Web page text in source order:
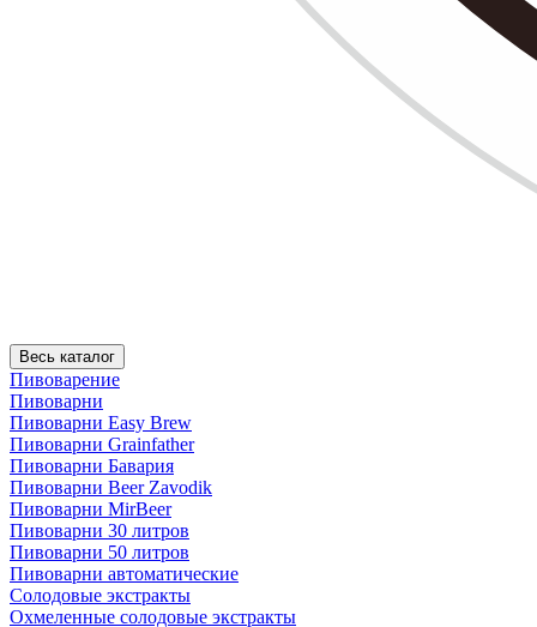
Весь каталог
Пивоварение
Пивоварни
Пивоварни Easy Brew
Пивоварни Grainfather
Пивоварни Бавария
Пивоварни Beer Zavodik
Пивоварни MirBeer
Пивоварни 30 литров
Пивоварни 50 литров
Пивоварни автоматические
Солодовые экстракты
Охмеленные солодовые экстракты